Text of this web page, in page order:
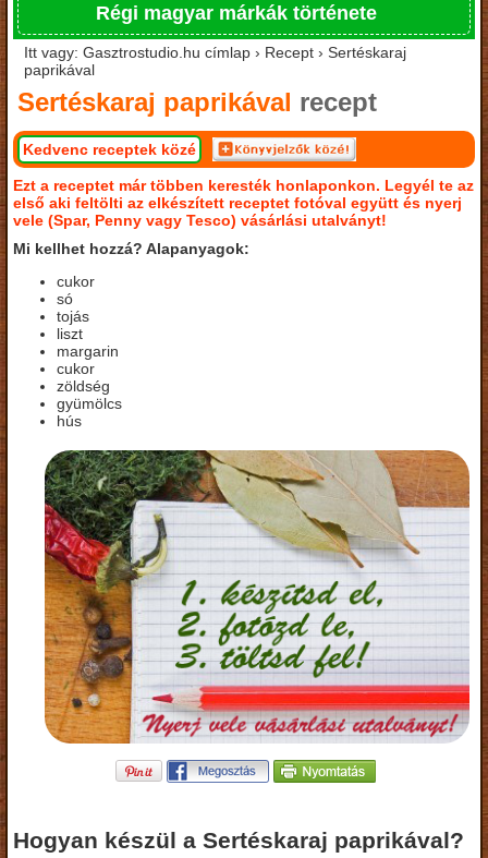
Régi magyar márkák története
Itt vagy: Gasztrostudio.hu címlap › Recept › Sertéskaraj
paprikával
Sertéskaraj paprikával recept
Kedvenc receptek közé
Ezt a receptet már többen keresték honlaponkon. Legyél te az
első aki feltölti az elkészített receptet fotóval együtt és nyerj
vele (Spar, Penny vagy Tesco) vásárlási utalványt!
Mi kellhet hozzá? Alapanyagok:
cukor
só
tojás
liszt
margarin
cukor
zöldség
gyümölcs
hús
Hogyan készül a Sertéskaraj paprikával?